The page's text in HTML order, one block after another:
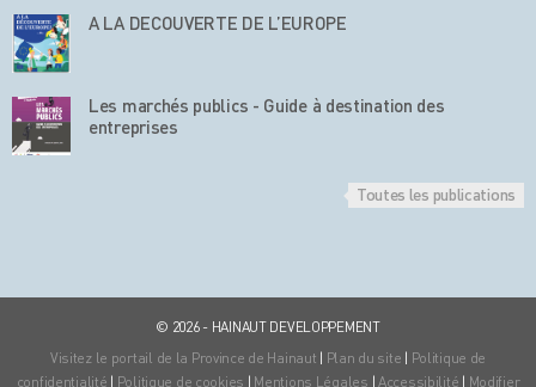
A LA DECOUVERTE DE L’EUROPE
Les marchés publics - Guide à destination des
entreprises
Toutes les publications
© 2026 - HAINAUT DEVELOPPEMENT
Visitez le portail de la Province de Hainaut | Plan du site | Politique de
confidentialité | Politique de cookies | Mentions Légales | Accessibilité | Modifier